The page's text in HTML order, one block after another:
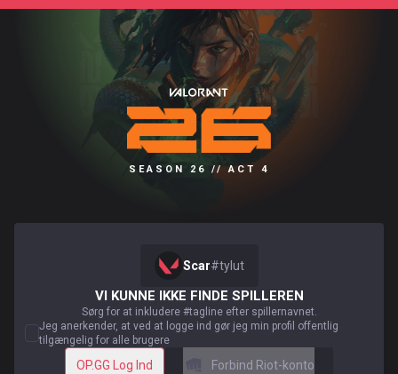
SEASON 26 // ACT 4
Scar#tylut
VI KUNNE IKKE FINDE SPILLEREN
Sørg for at inkludere #tagline efter spillernavnet.
Jeg anerkender, at ved at logge ind gør jeg min profil offentlig
tilgængelig for alle brugere
OP.GG Log Ind Forbind Riot-konto